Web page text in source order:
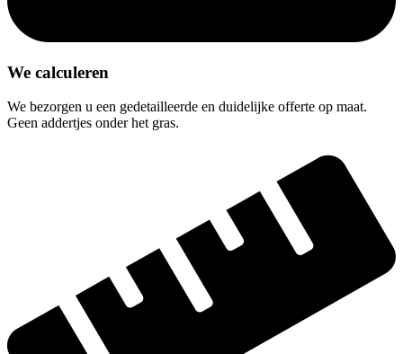
We calculeren
We bezorgen u een gedetailleerde en duidelijke offerte op maat.
Geen addertjes onder het gras.